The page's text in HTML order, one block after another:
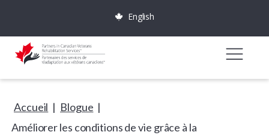
English
Accueil | Blogue |
Améliorer les conditions de vie grâce à la